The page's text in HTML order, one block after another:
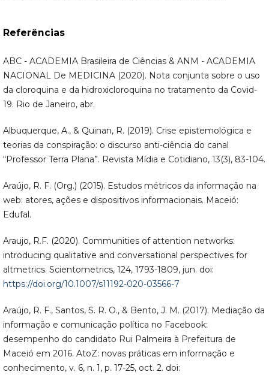
Referências
ABC - ACADEMIA Brasileira de Ciências & ANM - ACADEMIA
NACIONAL De MEDICINA (2020). Nota conjunta sobre o uso
da cloroquina e da hidroxicloroquina no tratamento da Covid-
19. Rio de Janeiro, abr.
Albuquerque, A., & Quinan, R. (2019). Crise epistemológica e
teorias da conspiração: o discurso anti-ciência do canal
“Professor Terra Plana”. Revista Mídia e Cotidiano, 13(3), 83-104.
Araújo, R. F. (Org.) (2015). Estudos métricos da informação na
web: atores, ações e dispositivos informacionais. Maceió:
Edufal.
Araujo, R.F. (2020). Communities of attention networks:
introducing qualitative and conversational perspectives for
altmetrics. Scientometrics, 124, 1793-1809, jun. doi:
https://doi.org/10.1007/s11192-020-03566-7
Araújo, R. F., Santos, S. R. O., & Bento, J. M. (2017). Mediação da
informação e comunicação política no Facebook:
desempenho do candidato Rui Palmeira à Prefeitura de
Maceió em 2016. AtoZ: novas práticas em informação e
conhecimento, v. 6, n. 1, p. 17-25, oct. 2. doi: